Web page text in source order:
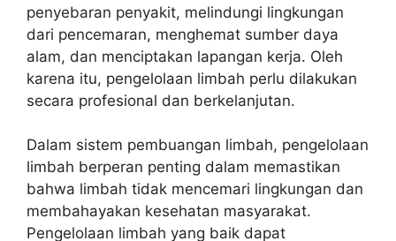
penyebaran penyakit, melindungi lingkungan
dari pencemaran, menghemat sumber daya
alam, dan menciptakan lapangan kerja. Oleh
karena itu, pengelolaan limbah perlu dilakukan
secara profesional dan berkelanjutan.
Dalam sistem pembuangan limbah, pengelolaan
limbah berperan penting dalam memastikan
bahwa limbah tidak mencemari lingkungan dan
membahayakan kesehatan masyarakat.
Pengelolaan limbah yang baik dapat